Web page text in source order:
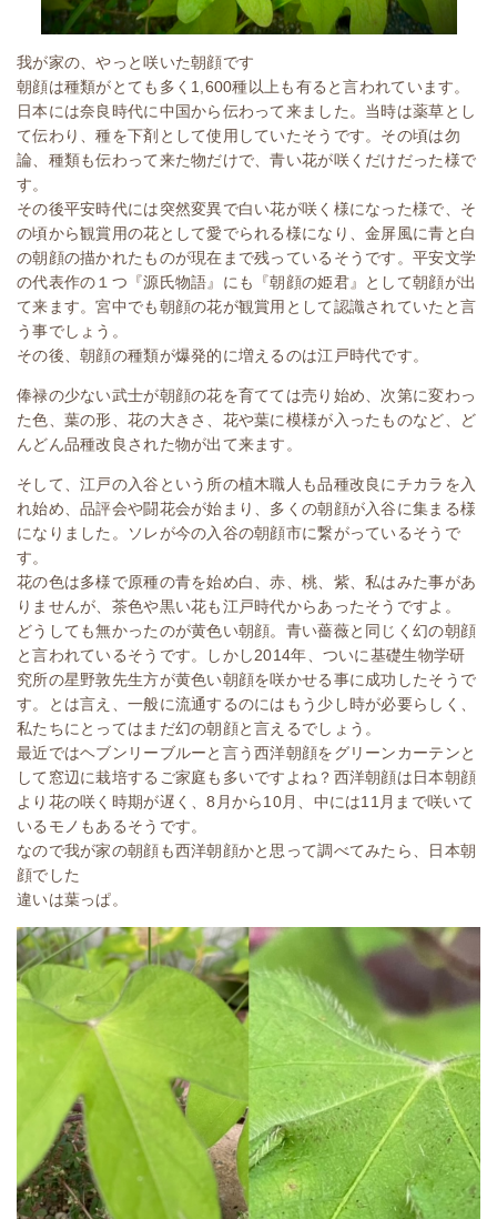
我が家の、やっと咲いた朝顔です
朝顔は種類がとても多く1,600種以上も有ると言われています。
日本には奈良時代に中国から伝わって来ました。当時は薬草とし
て伝わり、種を下剤として使用していたそうです。その頃は勿
論、種類も伝わって来た物だけで、青い花が咲くだけだった様で
す。
その後平安時代には突然変異で白い花が咲く様になった様で、そ
の頃から観賞用の花として愛でられる様になり、金屏風に青と白
の朝顔の描かれたものが現在まで残っているそうです。平安文学
の代表作の１つ『源氏物語』にも『朝顔の姫君』として朝顔が出
て来ます。宮中でも朝顔の花が観賞用として認識されていたと言
う事でしょう。
その後、朝顔の種類が爆発的に増えるのは江戸時代です。
俸禄の少ない武士が朝顔の花を育てては売り始め、次第に変わっ
た色、葉の形、花の大きさ、花や葉に模様が入ったものなど、ど
んどん品種改良された物が出て来ます。
そして、江戸の入谷という所の植木職人も品種改良にチカラを入
れ始め、品評会や闘花会が始まり、多くの朝顔が入谷に集まる様
になりました。ソレが今の入谷の朝顔市に繋がっているそうで
す。
花の色は多様で原種の青を始め白、赤、桃、紫、私はみた事があ
りませんが、茶色や黒い花も江戸時代からあったそうですよ。
どうしても無かったのが黄色い朝顔。青い薔薇と同じく幻の朝顔
と言われているそうです。しかし2014年、ついに基礎生物学研
究所の星野敦先生方が黄色い朝顔を咲かせる事に成功したそうで
す。とは言え、一般に流通するのにはもう少し時が必要らしく、
私たちにとってはまだ幻の朝顔と言えるでしょう。
最近ではヘブンリーブルーと言う西洋朝顔をグリーンカーテンと
して窓辺に栽培するご家庭も多いですよね？西洋朝顔は日本朝顔
より花の咲く時期が遅く、8月から10月、中には11月まで咲いて
いるモノもあるそうです。
なので我が家の朝顔も西洋朝顔かと思って調べてみたら、日本朝
顔でした
違いは葉っぱ。